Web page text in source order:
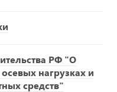
РФ "О
нагрузках и
средств"